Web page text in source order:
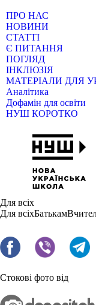
ПРО НАС
НОВИНИ
СТАТТІ
Є ПИТАННЯ
ПОГЛЯД
ІНКЛЮЗІЯ
МАТЕРІАЛИ ДЛЯ
Аналітика
Дофамін для освіти
НУШ КОРОТКО
Для всіх
Для всіхБатькам
Стокові фото від